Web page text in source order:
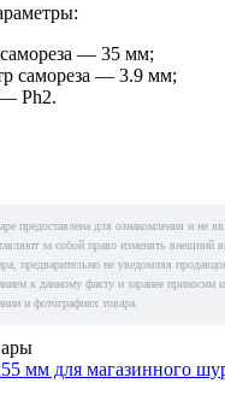
— 35 мм;
самореза — 3.9 мм;
Рh2.
предоставлена для ознакомления и не
за собой право изменять внешний
предварительно не уведомляя
к данному факту и заранее приносим
и фотографиях товара.